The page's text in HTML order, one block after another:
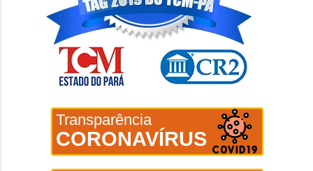
Transparência
CORONAVÍRUS